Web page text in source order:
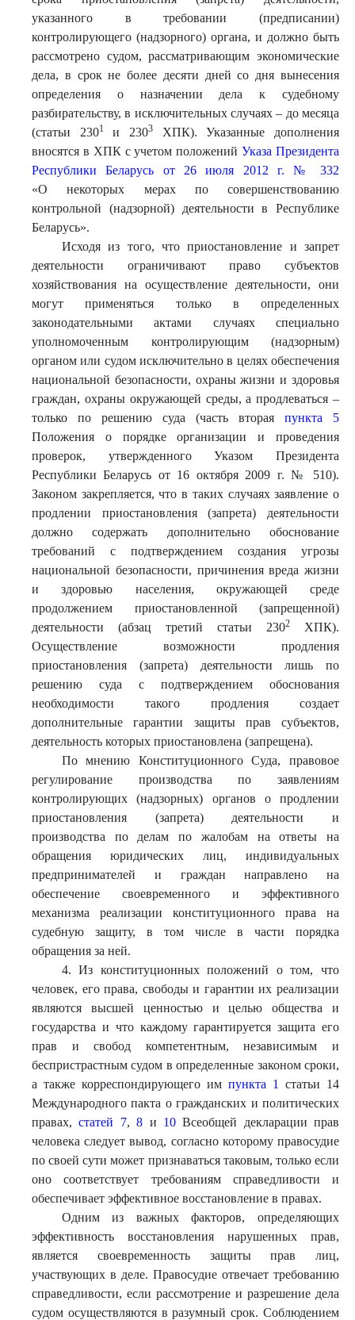
указанного в требовании (предписании)
контролирующего (надзорного) органа, и должно быть
рассмотрено судом, рассматривающим экономические
дела, в срок не более десяти дней со дня вынесения
определения о назначении дела к судебному
разбирательству, в исключительных случаях – до месяца
(статьи 2301 и 2303
ХПК). Указанные дополнения
вносятся в ХПК с учетом положенийУказа Президента
Республики Беларусь от 26 июля 2012 г. № 332
«О некоторых мерах по совершенствованию
контрольной (надзорной) деятельности в Республике
Беларусь».
Исходя из того, что приостановление и запрет
деятельности ограничивают право субъектов
хозяйствования на осуществление деятельности, они
могут применяться только в определенных
законодательными актами случаях специально
уполномоченным контролирующим (надзорным)
органом или судом исключительно в целях обеспечения
национальной безопасности, охраны жизни и здоровья
граждан, охраны окружающей среды, а продлеваться –
только по решению суда (часть вторая пункта 5
Положения о порядке организации и проведения
проверок, утвержденного Указом Президента
Республики Беларусь от 16 октября 2009 г. № 510).
Законом закрепляется, что в таких случаях заявление о
продлении приостановления (запрета) деятельности
должно содержать дополнительно обоснование
требований с подтверждением создания угрозы
национальной безопасности, причинения вреда жизни
и здоровью населения, окружающей среде
продолжением приостановленной (запрещенной)
деятельности (абзац третий статьи 2302
ХПК).
Осуществление возможности продления
приостановления (запрета) деятельности лишь по
решению суда с подтверждением обоснования
необходимости такого продления создает
дополнительные гарантии защиты прав субъектов,
деятельность которых приостановлена (запрещена).
По мнению Конституционного Суда, правовое
регулирование производства по заявлениям
контролирующих (надзорных) органов о продлении
приостановления (запрета) деятельности и
производства по делам по жалобам на ответы на
обращения юридических лиц, индивидуальных
предпринимателей и граждан направлено на
обеспечение своевременного и эффективного
механизма реализации конституционного права на
судебную защиту, в том числе в части порядка
обращения за ней.
4. Из конституционных положений о том, что
человек, его права, свободы и гарантии их реализации
являются высшей ценностью и целью общества и
государства и что каждому гарантируется защита его
прав и свобод компетентным, независимым и
беспристрастным судом в определенные законом сроки,
а также корреспондирующего им пункта 1
статьи 14
Международного пакта о гражданских и политических
правах,статей 7,8 и 10Всеобщей декларации прав
человека следует вывод, согласно которому правосудие
по своей сути может признаваться таковым, только если
оно соответствует требованиям справедливости и
обеспечивает эффективное восстановление в правах.
Одним из важных факторов, определяющих
эффективность восстановления нарушенных прав,
является своевременность защиты прав лиц,
участвующих в деле. Правосудие отвечает требованию
справедливости, если рассмотрение и разрешение дела
судом осуществляются в разумный срок. Соблюдением